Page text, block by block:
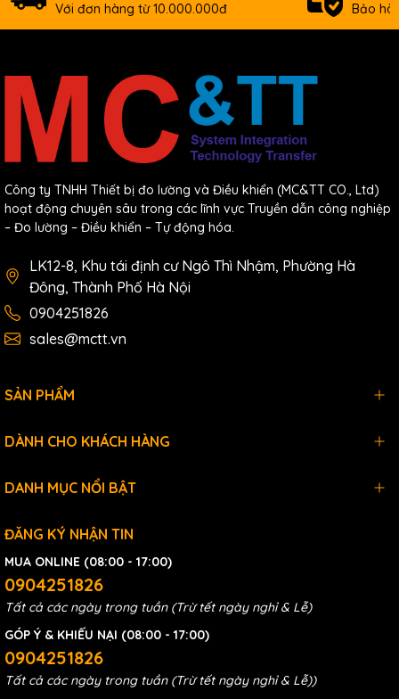
Với đơn hàng từ 10.000.000đ Bảo
Công ty TNHH Thiết bị đo lường và Điều khiển (MC&TT CO., Ltd)
hoạt động chuyên sâu trong các lĩnh vực Truyền dẫn công nghiệp
– Đo lường – Điều khiển – Tự động hóa.
LK12-8, Khu tái định cư Ngô Thì Nhậm, Phường Hà
Đông, Thành Phố Hà Nội
0904251826
sales@mctt.vn
SẢN PHẨM
DÀNH CHO KHÁCH HÀNG
DANH MỤC NỔI BẬT
ĐĂNG KÝ NHẬN TIN
MUA ONLINE (08:00 - 17:00)
0904251826
Tất cả các ngày trong tuần (Trừ tết ngày nghỉ & Lễ)
GÓP Ý & KHIẾU NẠI (08:00 - 17:00)
0904251826
Tất cả các ngày trong tuần (Trừ tết ngày nghỉ & Lễ))